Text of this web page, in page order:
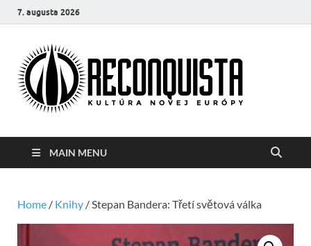
7. augusta 2026
MAIN MENU
Home / Knihy / Stepan Bandera: Třetí světová válka